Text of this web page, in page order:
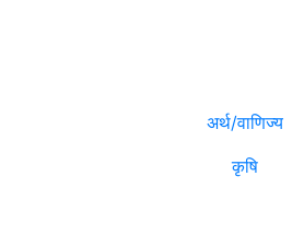
अर्थ/वाणिज्य
कृषि